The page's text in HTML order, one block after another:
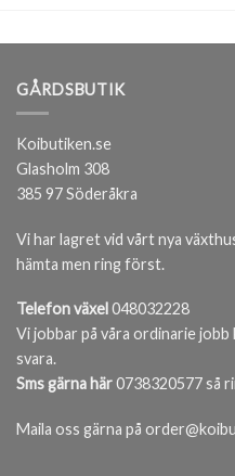
GÅRDSBUTIK
Koibutiken.se
Glasholm 308
385 97 Söderåkra
Vi har lagret vid vårt nya
hämta men ring först.
Telefon växel 048032228
Vi jobbar på våra ordinarie jobb
svara.
Sms gärna här0738320577 så
Maila oss gärna på